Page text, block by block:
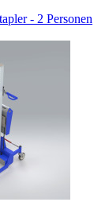
- 2 Personen